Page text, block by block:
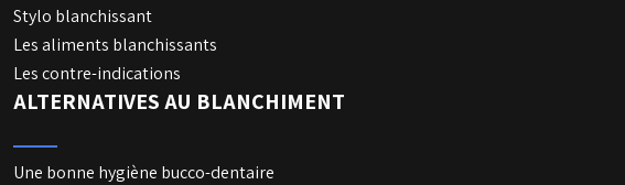
Stylo blanchissant
Les aliments blanchissants
Les contre-indications
ALTERNATIVES AU BLANCHIMENT
Une bonne hygiène bucco-dentaire